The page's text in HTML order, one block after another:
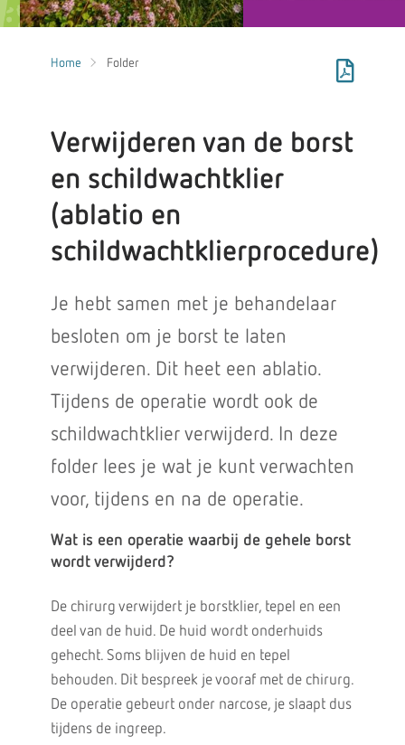
Home Folder
Verwijderen van de borst
en schildwachtklier
(ablatio en
schildwachtklierprocedure)
Je hebt samen met je behandelaar
besloten om je borst te laten
verwijderen. Dit heet een ablatio.
Tijdens de operatie wordt ook de
schildwachtklier verwijderd. In deze
folder lees je wat je kunt verwachten
voor, tijdens en na de operatie.
Wat is een operatie waarbij de gehele borst
wordt verwijderd?
De chirurg verwijdert je borstklier, tepel en een
deel van de huid. De huid wordt onderhuids
gehecht. Soms blijven de huid en tepel
behouden. Dit bespreek je vooraf met de chirurg.
De operatie gebeurt onder narcose, je slaapt dus
tijdens de ingreep.